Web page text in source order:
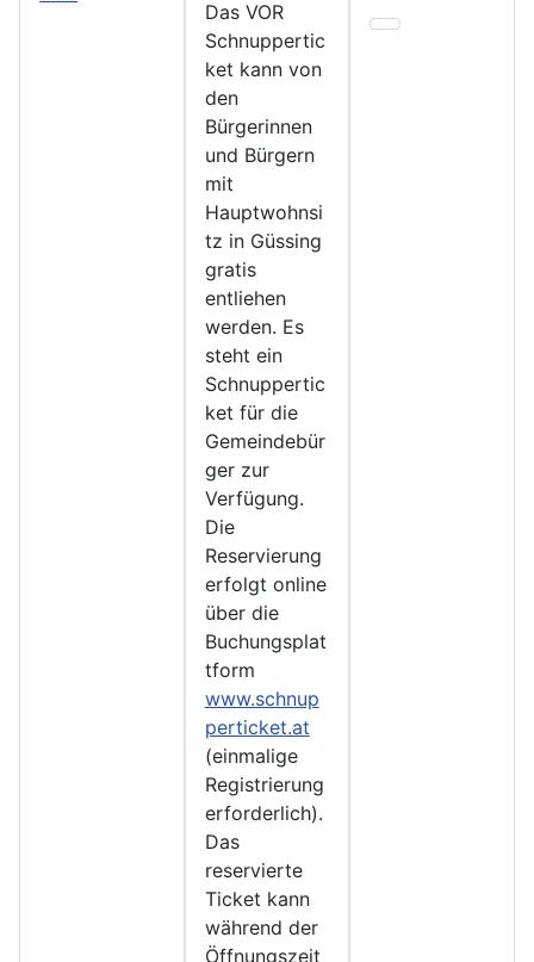
Das VOR
Schnuppertic
ket kann von
den
Bürgerinnen
und Bürgern
mit
Hauptwohnsi
tz in Güssing
gratis
entliehen
werden. Es
steht ein
Schnuppertic
ket für die
Gemeindebür
ger zur
Verfügung.
Die
Reservierung
erfolgt online
über die
Buchungsplat
tform
www.schnup
perticket.at
(einmalige
Registrierung
erforderlich).
Das
reservierte
Ticket kann
während der
Öffnungszeit